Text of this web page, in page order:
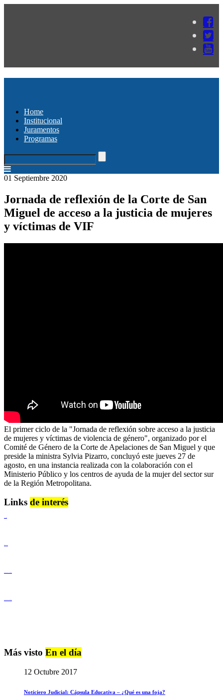
Home
Institucional
Juramentos
Programas
01 Septiembre 2020
Jornada de reflexión de la Corte de San
Miguel de acceso a la justicia de mujeres
y víctimas de VIF
El primer ciclo de la "Jornada de reflexión sobre acceso a la justicia
de mujeres y víctimas de violencia de género", organizado por el
Comité de Género de la Corte de Apelaciones de San Miguel y que
preside la ministra Sylvia Pizarro, concluyó este jueves 27 de
agosto, en una instancia realizada con la colaboración con el
Ministerio Público y los centros de ayuda de la mujer del sector sur
de la Región Metropolitana.
Links de interés
Más visto En el día
12 Octubre 2017
Noticiero Judicial: Cápsula Educativa – ¿Qué es una foja?